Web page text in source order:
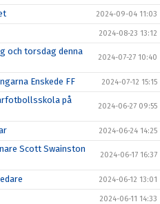
2024-09-04 11:03
2024-08-23 13:12
och torsdag denna
2024-07-27 10:40
Enskede FF 2024-07-12 15:15
på
2024-06-27 09:55
2024-06-24 14:25
Scott Swainston
2024-06-17 16:37
2024-06-12 13:01
2024-06-11 14:33